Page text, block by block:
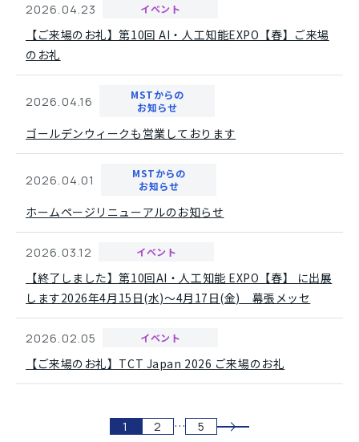
2026.04.23 イベント
【ご来場のお礼】第10回 AI・人工知能EXPO【春】ご来場
のお礼
2026.04.16
MSTからの
お知らせ
ゴールデンウィークも営業しております
2026.04.01
MSTからの
お知らせ
ホームページリニューアルのお知らせ
2026.03.12 イベント
【終了しました】第10回AI・人工知能 EXPO【春】 に出展
します2026年4月15日(水)～4月17日(金) 幕張メッセ
2026.02.05 イベント
【ご来場のお礼】TCT Japan 2026 ご来場のお礼
投
1 2 … 5